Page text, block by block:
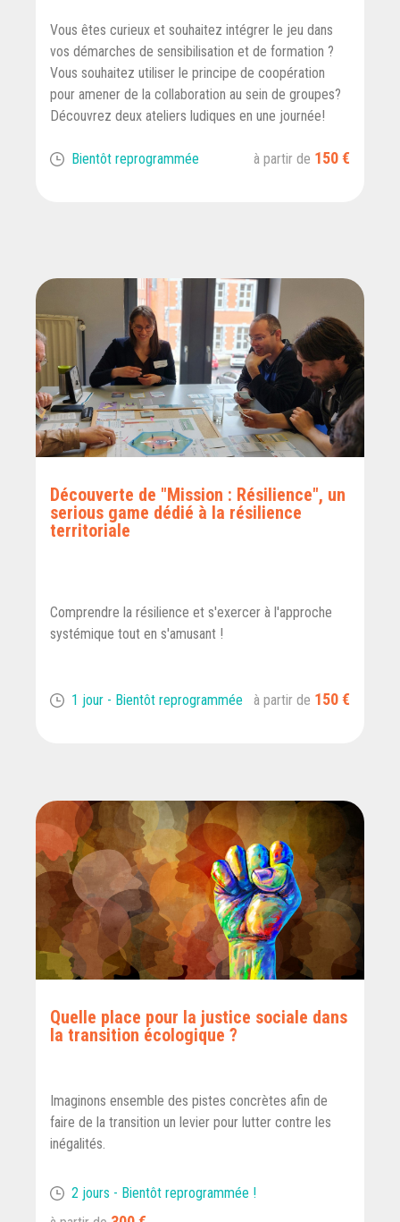
Vous êtes curieux et souhaitez intégrer le jeu dans
vos démarches de sensibilisation et de formation ?
Vous souhaitez utiliser le principe de coopération
pour amener de la collaboration au sein de groupes?
Découvrez deux ateliers ludiques en une journée!
Bientôt reprogrammée à partir de 150 €
Découverte de "Mission : Résilience", un
serious game dédié à la résilience
territoriale
Comprendre la résilience et s'exercer à l'approche
systémique tout en s'amusant !
1 jour - Bientôt reprogrammée à partir de 150 €
Quelle place pour la justice sociale dans
la transition écologique ?
Imaginons ensemble des pistes concrètes afin de
faire de la transition un levier pour lutter contre les
inégalités.
2 jours - Bientôt reprogrammée !